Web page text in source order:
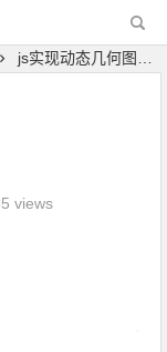
js实现动态几何图案背景
views